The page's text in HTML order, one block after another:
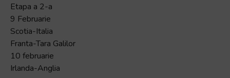
Etapa a 2-a
9 Februarie
Scotia-Italia
Franta-Tara Galilor
10 februarie
Irlanda-Anglia